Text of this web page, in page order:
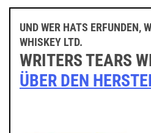
UND WER HATS ERFUNDEN,
WHISKEY LTD.
WRITERS TEARS
ÜBER DEN